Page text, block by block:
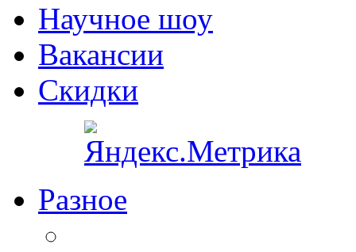
Научное шоу
Вакансии
Скидки
Разное